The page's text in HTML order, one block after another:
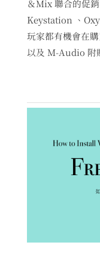
＆Mix 聯合的促
Keystation 、
玩家都有機會在
以及 M-Audio 附